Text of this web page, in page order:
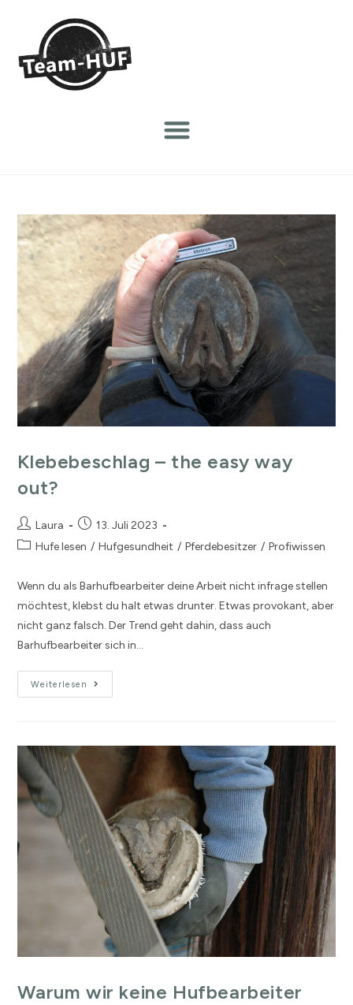
Klebebeschlag – the easy way
out?
Laura
13. Juli 2023
Hufe lesen / Hufgesundheit / Pferdebesitzer / Profiwissen
Wenn du als Barhufbearbeiter deine Arbeit nicht infrage stellen
möchtest, klebst du halt etwas drunter. Etwas provokant, aber
nicht ganz falsch. Der Trend geht dahin, dass auch
Barhufbearbeiter sich in…
Weiterlesen
Warum wir keine Hufbearbeiter